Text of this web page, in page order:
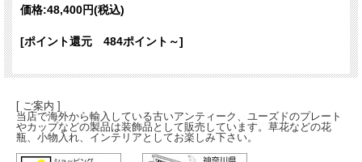
価格:48,400円(税込)
[ポイント還元 484ポイント～]
[ ご案内 ]
当店で海外から輸入している古いアンティーク、ユーズドのプレート
やカップなどの製品は装飾品として販売しています。草花などの花
瓶、小物入れ、インテリアとしてお楽しみ下さい。